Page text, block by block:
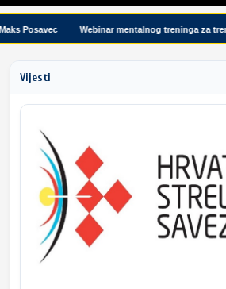
Posavec Webinar mentalnog treninga za
Vijesti